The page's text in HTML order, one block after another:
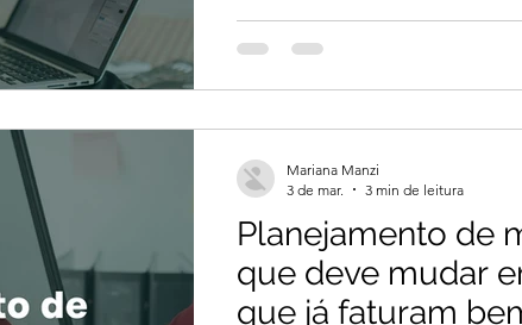
vendas . Isso acontece porque
estratégia. Ou o conteúdo é
ponto de equ
Planejamento de
que deve mudar
que já faturam
Mariana Manzi
3 de mar.
3 min de leitura